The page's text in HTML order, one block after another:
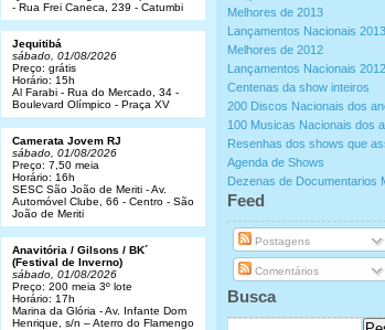
Melhores de 2013
Lançamentos Nacionais 2013
Melhores de 2012
Lançamentos Nacionais 2012
Centenas da show inteiros
200 Discos Nacionais dos
100 Musicas Nacionais dos
Resenhas dos shows que
Agenda de Shows
Dezenas de Documentarios
Feed
Postagens
Comentários
Busca
- Rua Frei Caneca, 239 - Catumbi
Jequitibá
sábado, 01/08/2026
Preço: grátis
Horário: 15h
Al Farabi - Rua do Mercado, 34 -
Boulevard Olímpico - Praça XV
Camerata Jovem RJ
sábado, 01/08/2026
Preço: 7,50 meia
Horário: 16h
SESC São João de Meriti - Av.
Automóvel Clube, 66 - Centro - São
João de Meriti
Anavitória / Gilsons / BK´
(Festival de Inverno)
sábado, 01/08/2026
Preço: 200 meia 3º lote
Horário: 17h
Marina da Glória - Av. Infante Dom
Henrique, s/n – Aterro do Flamengo